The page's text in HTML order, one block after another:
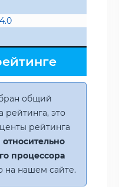
общий
рейтинга, это
рейтинга
относительно
процессора
на нашем сайте.